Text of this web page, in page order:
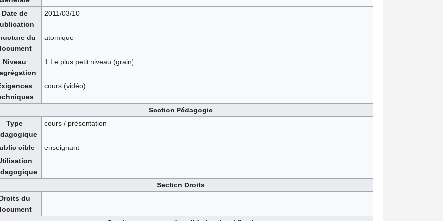
Date de
2011/03/10
du
atomique
Niveau
1.Le plus petit niveau (grain)
cours (vidéo)
Section Pédagogie
Type
cours / présentation
cible
enseignant
Section Droits
Droits du